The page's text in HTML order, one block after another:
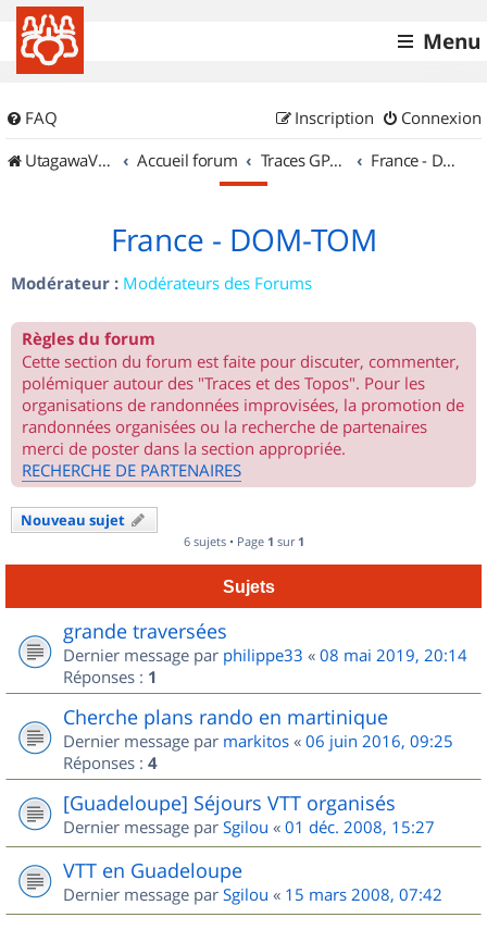
Menu
FAQ Connexion
Inscription
UtagawaVTT (Randos VTT et VTTAE avec traces GPS)
Accueil forum Traces GPS de randos VTT France - DOM-TOM
France - DOM-TOM
Modérateur : Modérateurs des Forums
Règles du forum
Cette section du forum est faite pour discuter, commenter,
polémiquer autour des "Traces et des Topos". Pour les
organisations de randonnées improvisées, la promotion de
randonnées organisées ou la recherche de partenaires
merci de poster dans la section appropriée.
RECHERCHE DE PARTENAIRES
Nouveau sujet
6 sujets • Page 1 sur 1
Sujets
grande traversées
Dernier message par philippe33 « 08 mai 2019, 20:14
Réponses : 1
Cherche plans rando en martinique
Dernier message par markitos « 06 juin 2016, 09:25
Réponses : 4
[Guadeloupe] Séjours VTT organisés
Dernier message par Sgilou « 01 déc. 2008, 15:27
VTT en Guadeloupe
Dernier message par Sgilou « 15 mars 2008, 07:42